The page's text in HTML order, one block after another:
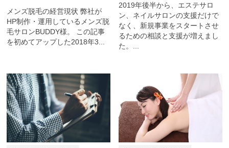
メンズ脱毛の経営現状 弊社が
HP制作・運用しているメンズ脱
毛サロンBUDDY様。 この記事
を初めてアップした2018年3...
2019年後半から、エステサロ
ン、ネイルサロンの支援だけで
なく、新規事業をスタートさせ
るための相談と支援が増えまし
た。...